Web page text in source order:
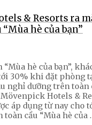
& Resorts ra
hè của bạn”
hè của bạn”,
30% khi đặt phòng
nghỉ dưỡng trên toàn
Hotels &
áp dụng từ nay cho
cầu “Mùa hè của